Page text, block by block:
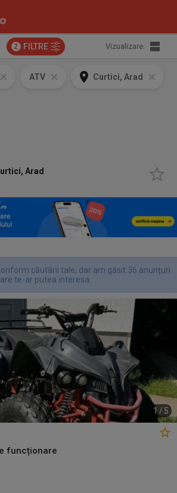
2 FILTRE Vizualizare:
ATV Curtici, Arad
Arad
căutării tale, dar am găsit 36 anunțuri
te-ar putea interesa.
1 / 5
funcționare